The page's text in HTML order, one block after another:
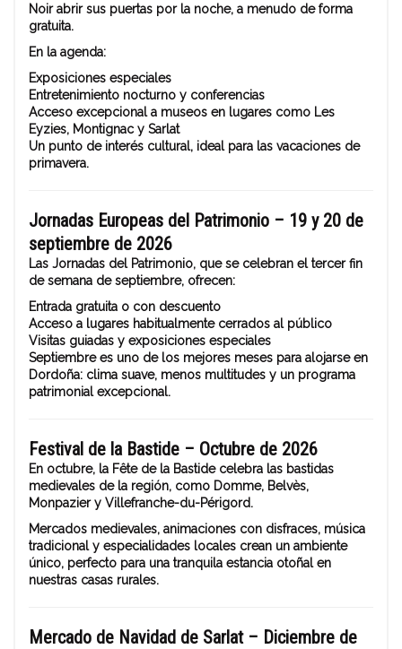
Noir abrir sus puertas por la noche, a menudo de forma
gratuita.
En la agenda:
Exposiciones especiales
Entretenimiento nocturno y conferencias
Acceso excepcional a museos en lugares como Les
Eyzies, Montignac y Sarlat
Un punto de interés cultural, ideal para las vacaciones de
primavera.
Jornadas Europeas del Patrimonio – 19 y 20 de
septiembre de 2026
Las Jornadas del Patrimonio, que se celebran el tercer fin
de semana de septiembre, ofrecen:
Entrada gratuita o con descuento
Acceso a lugares habitualmente cerrados al público
Visitas guiadas y exposiciones especiales
Septiembre es uno de los mejores meses para alojarse en
Dordoña: clima suave, menos multitudes y un programa
patrimonial excepcional.
Festival de la Bastide – Octubre de 2026
En octubre, la Fête de la Bastide celebra las bastidas
medievales de la región, como Domme, Belvès,
Monpazier y Villefranche-du-Périgord.
Mercados medievales, animaciones con disfraces, música
tradicional y especialidades locales crean un ambiente
único, perfecto para una tranquila estancia otoñal en
nuestras casas rurales.
Mercado de Navidad de Sarlat – Diciembre de